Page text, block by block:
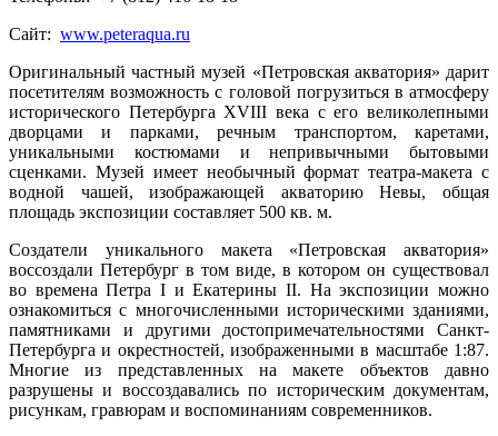
Сайт: www.peteraqua.ru
Оригинальный частный музей «Петровская акватория» дарит
посетителям возможность с головой погрузиться в атмосферу
исторического Петербурга XVIII века с его великолепными
дворцами и парками, речным транспортом, каретами,
уникальными костюмами и непривычными бытовыми
сценками. Музей имеет необычный формат театра-макета с
водной чашей, изображающей акваторию Невы, общая
площадь экспозиции составляет 500 кв. м.
Создатели уникального макета «Петровская акватория»
воссоздали Петербург в том виде, в котором он существовал
во времена Петра I и Екатерины II. На экспозиции можно
ознакомиться с многочисленными историческими зданиями,
памятниками и другими достопримечательностями Санкт-
Петербурга и окрестностей, изображенными в масштабе 1:87.
Многие из представленных на макете объектов давно
разрушены и воссоздавались по историческим документам,
рисункам, гравюрам и воспоминаниям современников.